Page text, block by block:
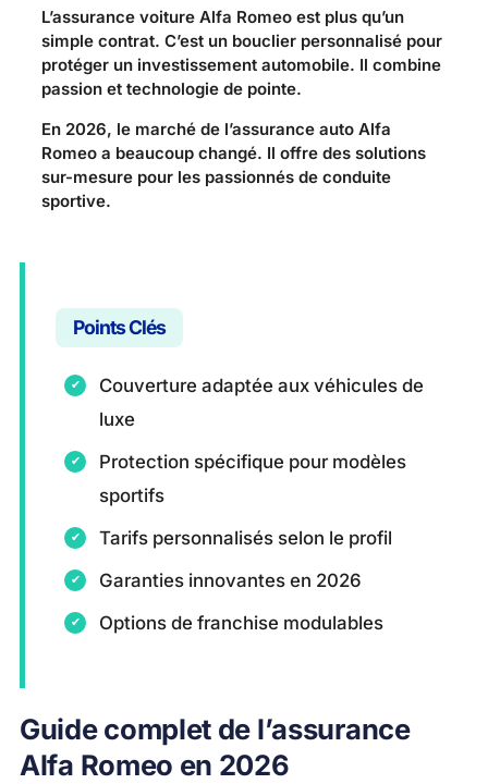
L’assurance voiture Alfa Romeo est plus qu’un
simple contrat. C’est un bouclier personnalisé pour
protéger un investissement automobile. Il combine
passion et technologie de pointe.
En 2026, le marché de l’assurance auto Alfa
Romeo a beaucoup changé. Il offre des solutions
sur-mesure pour les passionnés de conduite
sportive.
Points Clés
Couverture adaptée aux véhicules de
luxe
Protection spécifique pour modèles
sportifs
Tarifs personnalisés selon le profil
Garanties innovantes en 2026
Options de franchise modulables
Guide complet de l’assurance
Alfa Romeo en 2026